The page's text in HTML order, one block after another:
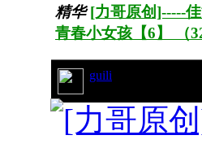
精华 [力哥原创]-----
青春小女孩【6】 （
guili